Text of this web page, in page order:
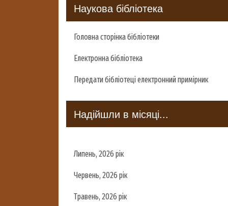
Наукова бібліотека
Головна сторінка бібліотеки
Електронна бібліотека
Передати бібліотеці електронний примірник
Надійшли в місяці...
Липень, 2026 рік
Червень, 2026 рік
Травень, 2026 рік